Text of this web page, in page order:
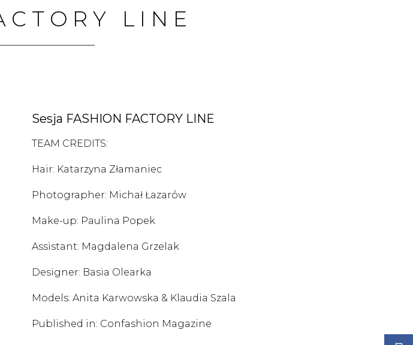
LINE
Sesja FASHION FACTORY LINE
TEAM CREDITS:
Hair: Katarzyna Złamaniec
Photographer: Michał Łazarów
Make-up: Paulina Popek
Assistant: Magdalena Grzelak
Designer: Basia Olearka
Models: Anita Karwowska & Klaudia Szala
Published in: Confashion Magazine